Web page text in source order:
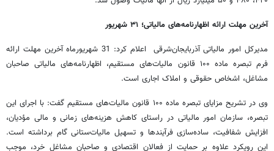
آخرین مهلت ارائه اظهارنامه‌های مالیاتی؛ ۳۱ شهریور
مدیرکل امور مالیاتی آذربایجان‌شرقی اعلام کرد: 31 شهریورماه آخرین مهلت ارائه
فرم تبصره ماده ۱۰۰ قانون مالیات‌های مستقیم، اظهارنامه‌های مالیاتی صاحبان
مشاغل، اشخاص حقوقی و املاک اجاری است.
وی در تشریح مزایای تبصره ماده ۱۰۰ قانون مالیات‌های مستقیم گفت: با اجرای این
تبصره، سازمان امور مالیاتی در راستای کاهش هزینه‌های زمانی و مالی مؤدیان،
افزایش شفافیت، ساده‌سازی فرآیندها و تسهیل مالیات‌ستانی گام برداشته است.
این رویکرد علاوه بر حمایت از فعالان اقتصادی و صاحبان مشاغل خرد، موجب